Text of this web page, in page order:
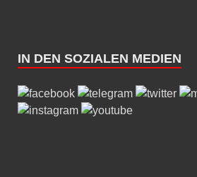
IN DEN SOZIALEN MEDIEN